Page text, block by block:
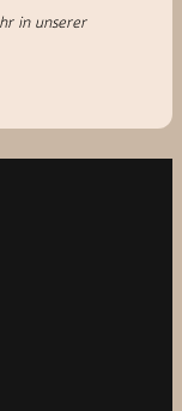
in unserer